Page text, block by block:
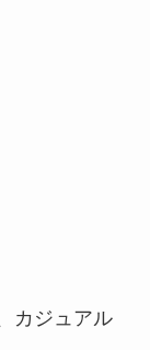
カジュアル